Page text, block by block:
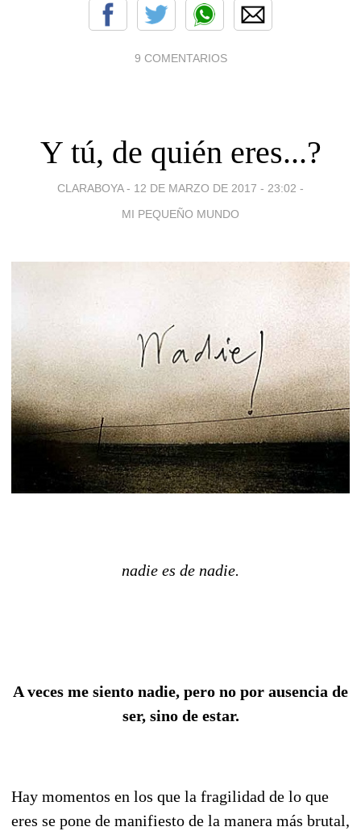
9 COMENTARIOS
Y tú, de quién eres...?
CLARABOYA - 12 DE MARZO DE 2017 - 23:02 -
MI PEQUEÑO MUNDO
nadie es de nadie.
A veces me siento nadie, pero no por ausencia de
ser, sino de estar.
Hay momentos en los que la fragilidad de lo que
eres se pone de manifiesto de la manera más brutal,